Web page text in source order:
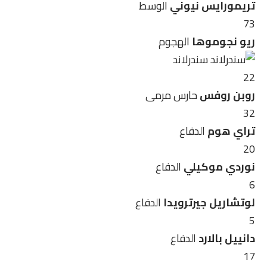
تريمورايس نيونيالوسط
73
ريو نجوموها الهجوم
سندرلاند
22
روبن روفسحارس مرمى
32
تراي هومالدفاع
20
نوردي موكيليالدفاع
6
لوتشاريل جيرترويدا الدفاع
5
دانييل بالاردالدفاع